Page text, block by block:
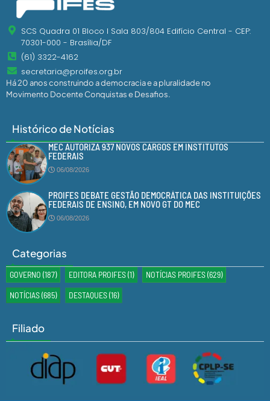
SCS Quadra 01 Bloco I Sala 803/804 Edifício Central - CEP:
70301-000 - Brasília/DF
(61) 3322-4162
secretaria@proifes.org.br
Há 20 anos construindo a democracia e a pluralidade no
Movimento Docente Conquistas e Desafios.
Histórico de Notícias
MEC AUTORIZA 937 NOVOS CARGOS EM INSTITUTOS
FEDERAIS
06/08/2026
PROIFES DEBATE GESTÃO DEMOCRÁTICA DAS INSTITUIÇÕES
FEDERAIS DE ENSINO, EM NOVO GT DO MEC
06/08/2026
Categorias
GOVERNO (187) EDITORA PROIFES(1) NOTÍCIAS PROIFES(629)
NOTÍCIAS(685) DESTAQUES(16)
Filiado